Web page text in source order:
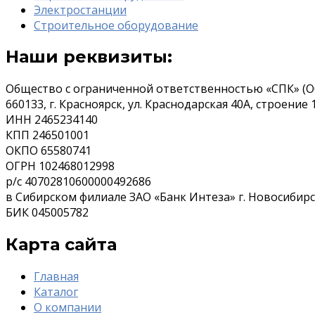
Электростанции
Строительное оборудование
Наши реквизиты:
Общество с ограниченной ответственностью «СПК»
660133, г. Красноярск, ул. Краснодарская 40А, строение 1
ИНН 2465234140
КПП 246501001
ОКПО 65580741
ОГРН 102468012998
р/с 40702810600000492686
в Сибирском филиале ЗАО «Банк Интеза» г.
БИК 045005782
Карта сайта
Главная
Каталог
О компании